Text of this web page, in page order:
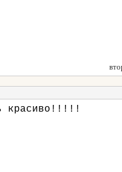
красиво!!!!!